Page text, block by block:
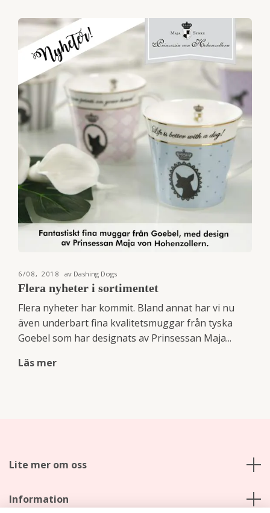
6/08, 2018 av Dashing Dogs
Flera nyheter i sortimentet
Flera nyheter har kommit. Bland annat har vi nu
även underbart fina kvalitetsmuggar från tyska
Goebel som har designats av Prinsessan Maja...
Läs mer
Lite mer om oss
Information